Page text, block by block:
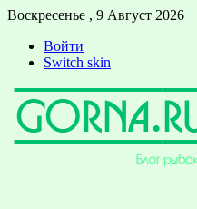
Воскресенье , 9 Август 2026
Войти
Switch skin